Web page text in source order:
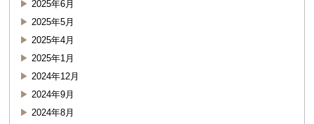
2025年6月
2025年5月
2025年4月
2025年1月
2024年12月
2024年9月
2024年8月